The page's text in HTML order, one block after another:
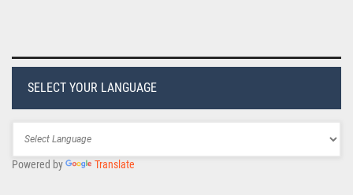
SELECT YOUR LANGUAGE
Powered by Translate